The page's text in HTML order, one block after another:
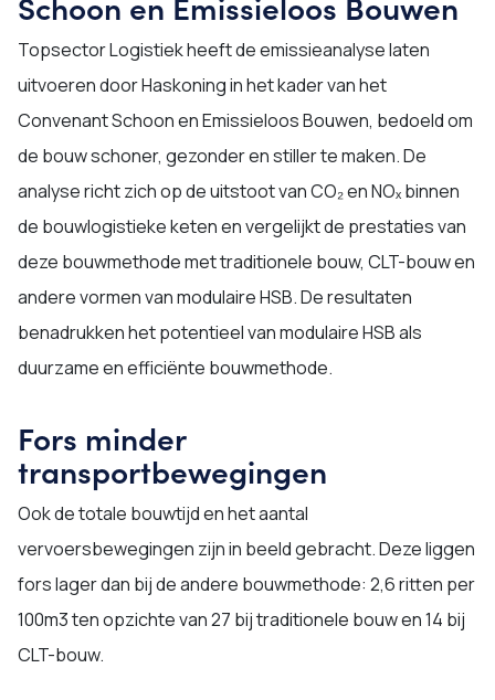
Topsector Logistiek heeft de emissieanalyse laten
uitvoeren door Haskoning in het kader van het
Convenant Schoon en Emissieloos Bouwen, bedoeld om
de bouw schoner, gezonder en stiller te maken. De
analyse richt zich op de uitstoot van CO₂ en NOₓ binnen
de bouwlogistieke keten en vergelijkt de prestaties van
deze bouwmethode met traditionele bouw, CLT-bouw en
andere vormen van modulaire HSB. De resultaten
benadrukken het potentieel van modulaire HSB als
duurzame en efficiënte bouwmethode.
Fors minder
transportbewegingen
Ook de totale bouwtijd en het aantal
vervoersbewegingen zijn in beeld gebracht. Deze liggen
fors lager dan bij de andere bouwmethode: 2,6 ritten per
100m3 ten opzichte van 27 bij traditionele bouw en 14 bij
CLT-bouw.